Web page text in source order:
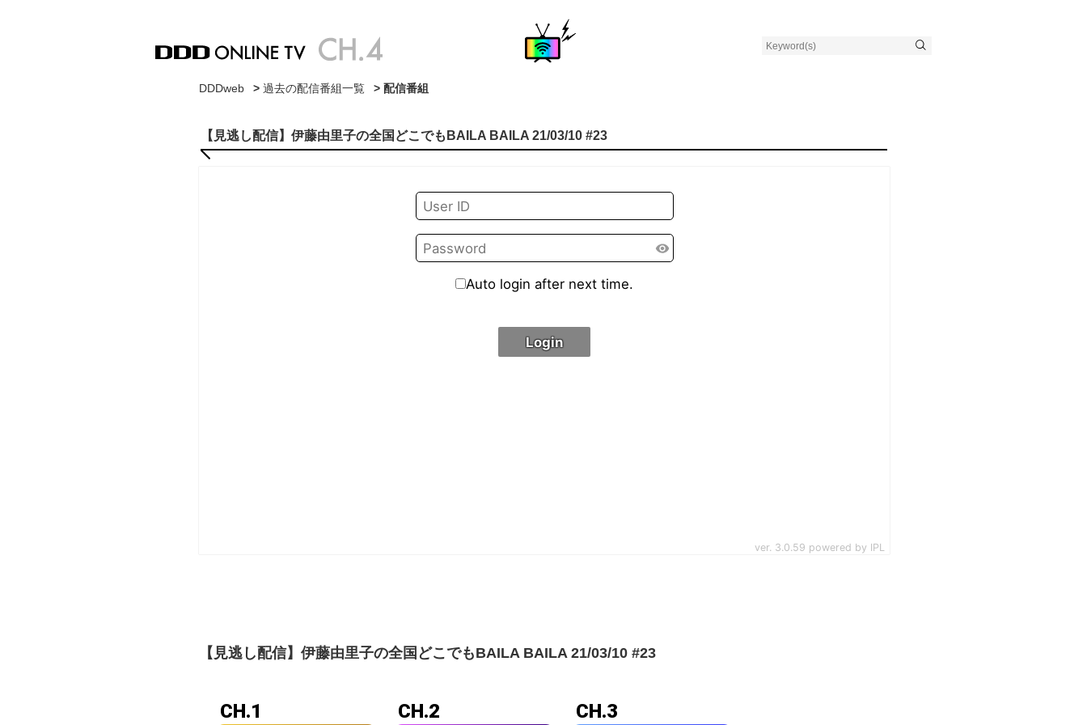
DDDweb > 過去の配信番組一覧 > 配信番組
【見逃し配信】伊藤由里子の全国どこでもBAILA BAILA 21/03/10 #23
【見逃し配信】伊藤由里子の全国どこでもBAILA BAILA 21/03/10 #23
CH.1 CH.2 CH.3